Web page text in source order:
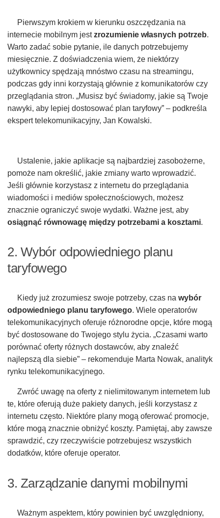
Pierwszym krokiem w kierunku oszczędzania na
internecie mobilnym jestzrozumienie własnych potrzeb.
Warto zadać sobie pytanie, ile danych potrzebujemy
miesięcznie. Z doświadczenia wiem, że niektórzy
użytkownicy spędzają mnóstwo czasu na streamingu,
podczas gdy inni korzystają głównie z komunikatorów czy
przeglądania stron. „Musisz być świadomy, jakie są Twoje
nawyki, aby lepiej dostosować plan taryfowy” – podkreśla
ekspert telekomunikacyjny, Jan Kowalski.
Ustalenie, jakie aplikacje są najbardziej zasobożerne,
pomoże nam określić, jakie zmiany warto wprowadzić.
Jeśli głównie korzystasz z internetu do przeglądania
wiadomości i mediów społecznościowych, możesz
znacznie ograniczyć swoje wydatki. Ważne jest, aby
osiągnąć równowagę między potrzebami a kosztami.
2. Wybór odpowiedniego planu
taryfowego
Kiedy już zrozumiesz swoje potrzeby, czas na wybór
odpowiedniego planu taryfowego. Wiele operatorów
telekomunikacyjnych oferuje różnorodne opcje, które mogą
być dostosowane do Twojego stylu życia. „Czasami warto
porównać oferty różnych dostawców, aby znaleźć
najlepszą dla siebie” – rekomenduje Marta Nowak, analityk
rynku telekomunikacyjnego.
Zwróć uwagę na oferty z nielimitowanym internetem lub
te, które oferują duże pakiety danych, jeśli korzystasz z
internetu często. Niektóre plany mogą oferować promocje,
które mogą znacznie obniżyć koszty. Pamiętaj, aby zawsze
sprawdzić, czy rzeczywiście potrzebujesz wszystkich
dodatków, które oferuje operator.
3. Zarządzanie danymi mobilnymi
Ważnym aspektem, który powinien być uwzględniony,